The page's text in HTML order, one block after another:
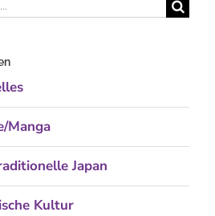
Manga
Japan
Kultur